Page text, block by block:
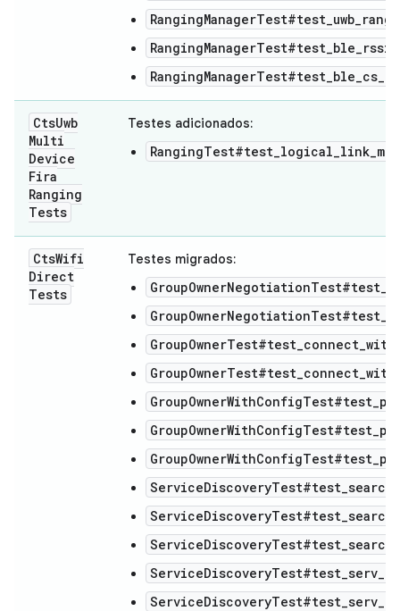
CtsUwb
Multi
Device
Fira
Ranging
Tests
Testes adicionados:
CtsWifi
Direct
Tests
Testes migrados: